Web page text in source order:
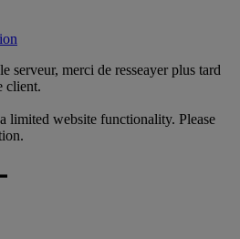
serveur, merci de resseayer plus tard
client.
limited website functionality. Please